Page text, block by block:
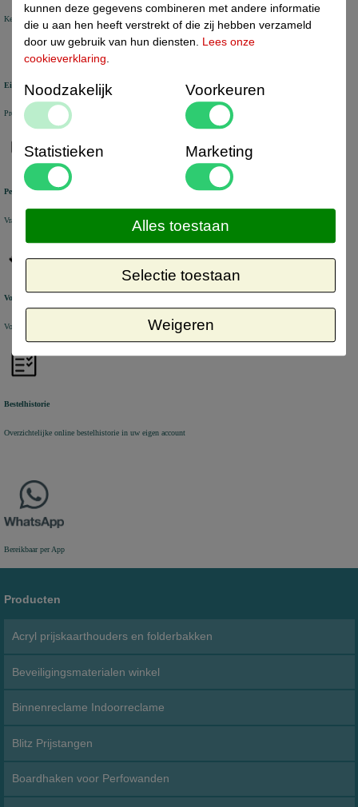
Keuze uit +/- 6000 artikelen voor uw bedrijf
Eigen voorraad
Producten veelal uit voorraad leverbaar uit eigen magazijn in Nederland
Persoonlijke service
Vragen en bestellen via Chat, Email en Telefoon
Voorraad check
Voorraad wordt op werkdagen elk half uur automatisch bijgewerkt
Bestelhistorie
Overzichtelijke online bestelhistorie in uw eigen account
Bereikbaar per App
Producten
Acryl prijskaarthouders en folderbakken
Beveiligingsmaterialen winkel
Binnenreclame Indoorreclame
Blitz Prijstangen
Boardhaken voor Perfowanden
kunnen deze gegevens combineren met andere informatie
die u aan hen heeft verstrekt of die zij hebben verzameld
door uw gebruik van hun diensten. Lees onze
cookieverklaring.
Noodzakelijk Voorkeuren
Statistieken Marketing
Weigeren
Selectie toestaan
Alles toestaan